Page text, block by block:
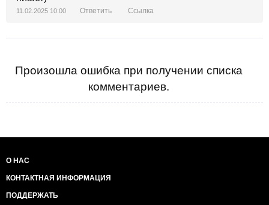
11.02.2025 10:00 Ответить Ссылка
Произошла ошибка при получении списка
комментариев.
О НАС
КОНТАКТНАЯ ИНФОРМАЦИЯ
ПОДДЕРЖАТЬ